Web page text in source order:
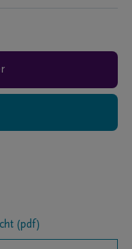
(pdf)